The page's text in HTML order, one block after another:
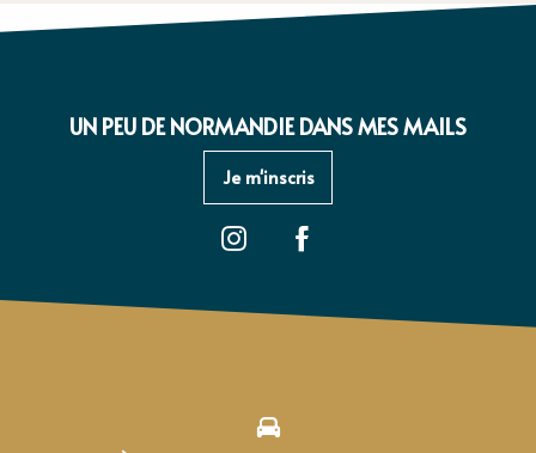
UN PEU DE NORMANDIE DANS MES MAILS
Je m'inscris